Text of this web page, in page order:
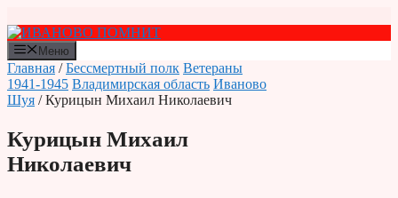
к
содержимому
Меню
Главная /Бессмертный полк Ветераны
1941-1945 Владимирская область Иваново
Шуя / Курицын Михаил Николаевич
Курицын Михаил
Николаевич